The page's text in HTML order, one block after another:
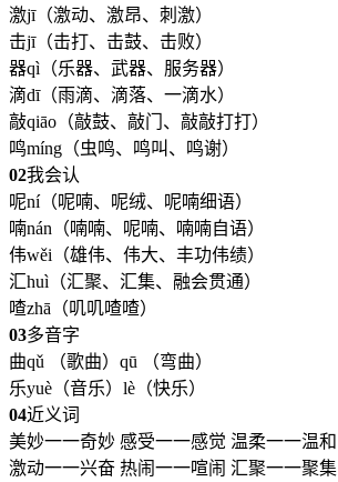
激jī（激动、激昂、刺激）
击jī（击打、击鼓、击败）
器qì（乐器、武器、服务器）
滴dī（雨滴、滴落、一滴水）
敲qiāo（敲鼓、敲门、敲敲打打）
鸣míng（虫鸣、鸣叫、鸣谢）
02我会认
呢ní（呢喃、呢绒、呢喃细语）
喃nán（喃喃、呢喃、喃喃自语）
伟wěi（雄伟、伟大、丰功伟绩）
汇huì（汇聚、汇集、融会贯通）
喳zhā（叽叽喳喳）
03多音字
曲qǔ （歌曲）qū （弯曲）
乐yuè（音乐）lè（快乐）
04近义词
美妙一一奇妙 感受一一感觉 温柔一一温和
激动一一兴奋 热闹一一喧闹 汇聚一一聚集